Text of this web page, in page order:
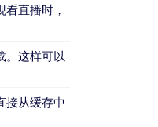
直播时，
。这样可以
接从缓存中